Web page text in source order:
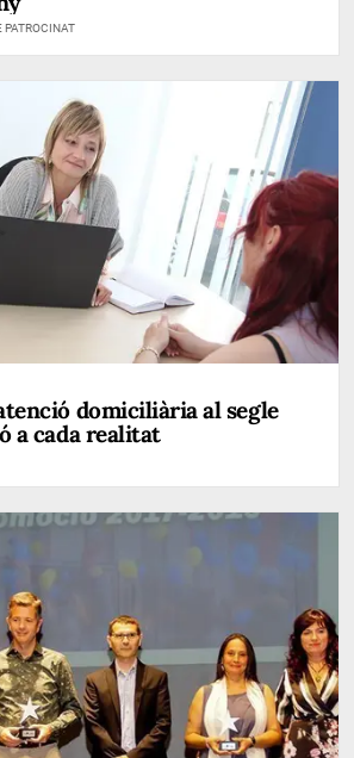
PATROCINAT
domiciliària al segle
a cada realitat